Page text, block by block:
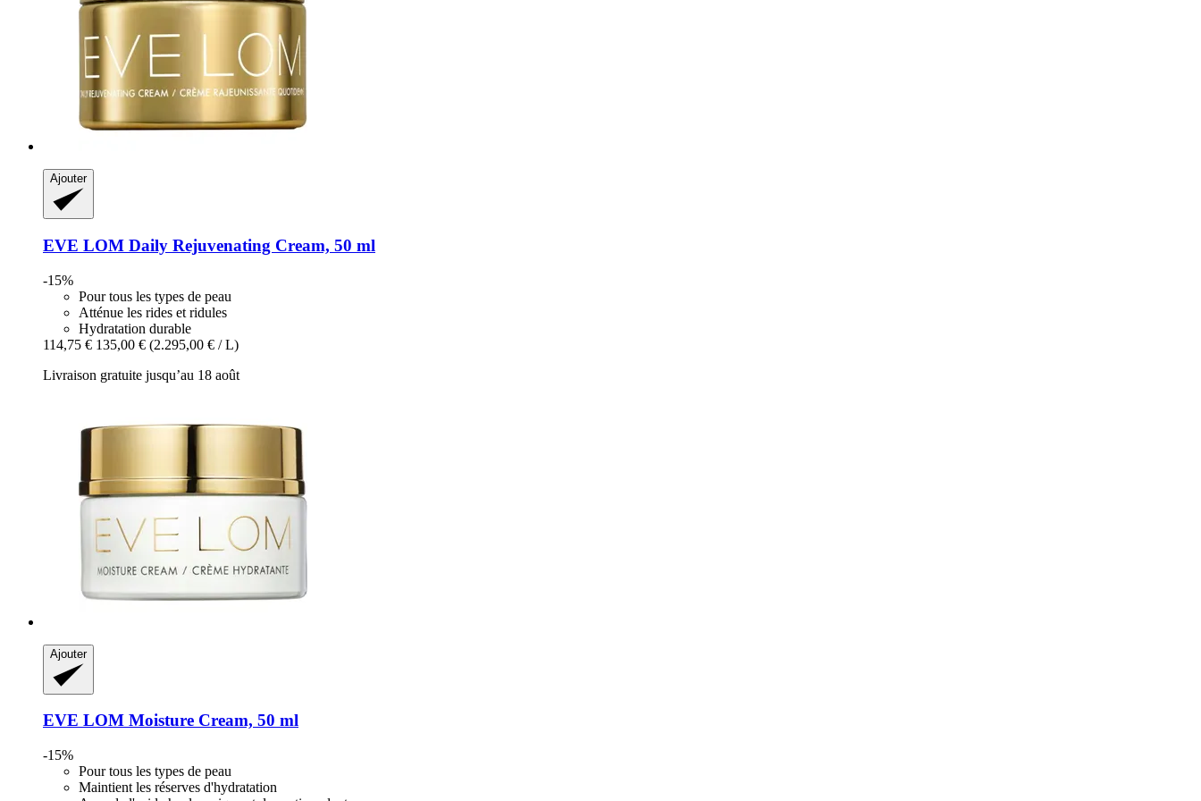
Ajouter
EVE LOM Daily Rejuvenating Cream, 50 ml
-15%
Pour tous les types de peau
Atténue les rides et ridules
Hydratation durable
114,75 € 135,00 € (2.295,00 € / L)
Livraison gratuite jusqu’au 18 août
Ajouter
EVE LOM Moisture Cream, 50 ml
-15%
Pour tous les types de peau
Maintient les réserves d'hydratation